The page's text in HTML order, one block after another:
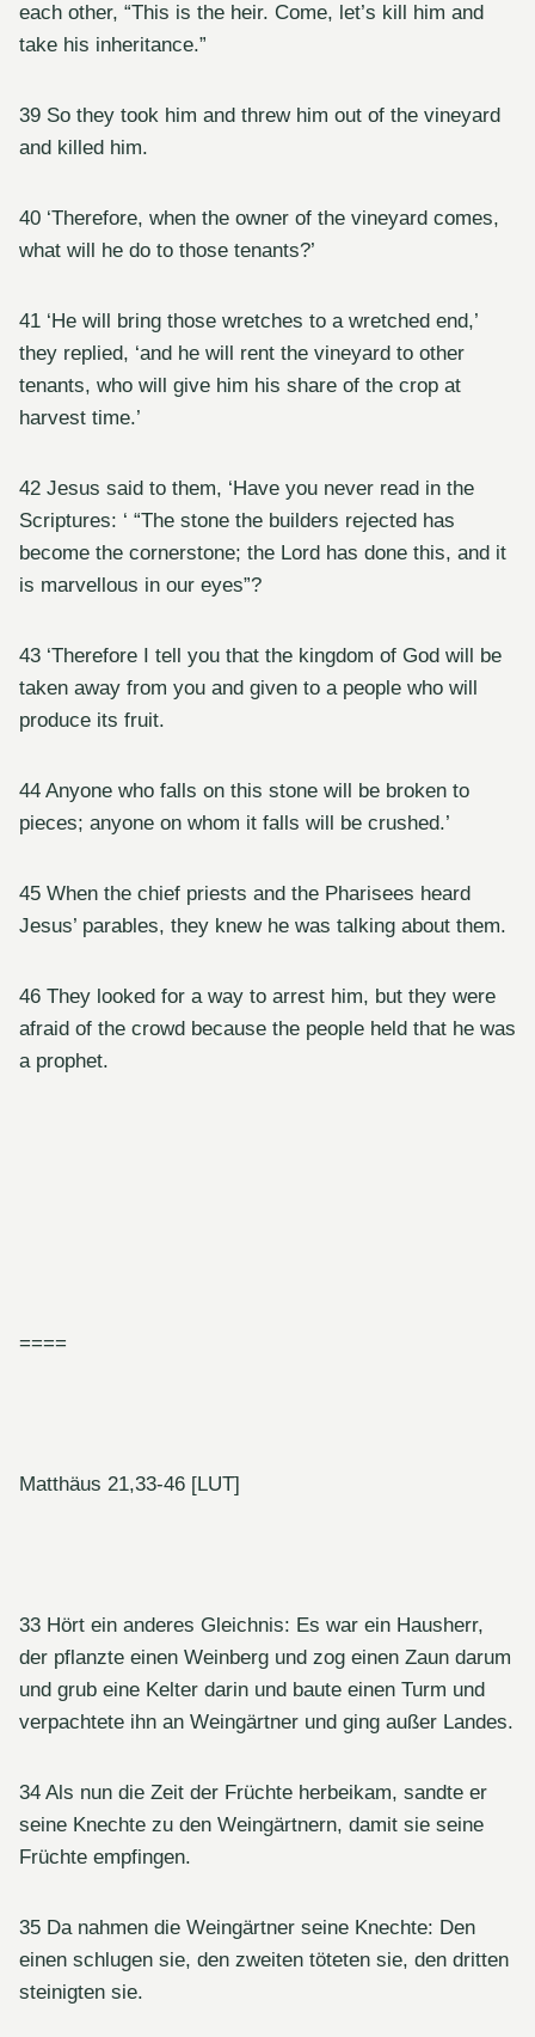
each other, “This is the heir. Come, let’s kill him and
take his inheritance.”
39 So they took him and threw him out of the vineyard
and killed him.
40 ‘Therefore, when the owner of the vineyard comes,
what will he do to those tenants?’
41 ‘He will bring those wretches to a wretched end,’
they replied, ‘and he will rent the vineyard to other
tenants, who will give him his share of the crop at
harvest time.’
42 Jesus said to them, ‘Have you never read in the
Scriptures: ‘ “The stone the builders rejected has
become the cornerstone; the Lord has done this, and it
is marvellous in our eyes”?
43 ‘Therefore I tell you that the kingdom of God will be
taken away from you and given to a people who will
produce its fruit.
44 Anyone who falls on this stone will be broken to
pieces; anyone on whom it falls will be crushed.’
45 When the chief priests and the Pharisees heard
Jesus’ parables, they knew he was talking about them.
46 They looked for a way to arrest him, but they were
afraid of the crowd because the people held that he was
a prophet.
====
Matthäus 21,33-46 [LUT]
33 Hört ein anderes Gleichnis: Es war ein Hausherr,
der pflanzte einen Weinberg und zog einen Zaun darum
und grub eine Kelter darin und baute einen Turm und
verpachtete ihn an Weingärtner und ging außer Landes.
34 Als nun die Zeit der Früchte herbeikam, sandte er
seine Knechte zu den Weingärtnern, damit sie seine
Früchte empfingen.
35 Da nahmen die Weingärtner seine Knechte: Den
einen schlugen sie, den zweiten töteten sie, den dritten
steinigten sie.